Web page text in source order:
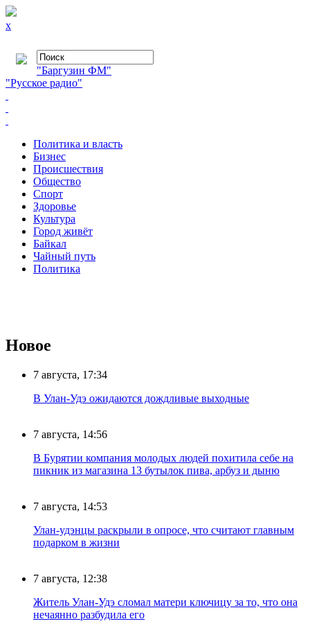
x
"Баргузин ФМ"
"Русское радио"
Политика и власть
Бизнес
Происшествия
Общество
Cпорт
Здоровье
Культура
Город живёт
Байкал
Чайный путь
Политика
Новое
7 августа, 17:34
В Улан-Удэ ожидаются дождливые выходные
7 августа, 14:56
В Бурятии компания молодых людей похитила себе на
пикник из магазина 13 бутылок пива, арбуз и дыню
7 августа, 14:53
Улан-удэнцы раскрыли в опросе, что считают главным
подарком в жизни
7 августа, 12:38
Житель Улан-Удэ сломал матери ключицу за то, что она
нечаянно разбудила его